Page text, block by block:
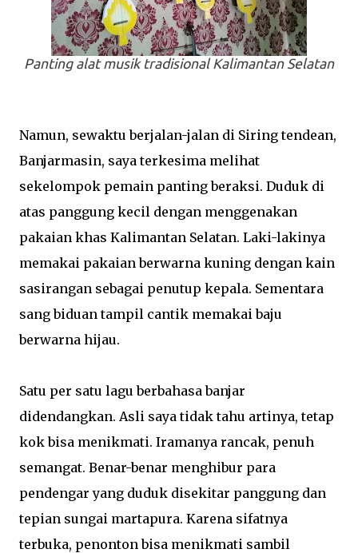
Panting alat musik tradisional Kalimantan Selatan
Namun, sewaktu berjalan-jalan di Siring tendean,
Banjarmasin, saya terkesima melihat
sekelompok pemain panting beraksi. Duduk di
atas panggung kecil dengan menggenakan
pakaian khas Kalimantan Selatan. Laki-lakinya
memakai pakaian berwarna kuning dengan kain
sasirangan sebagai penutup kepala. Sementara
sang biduan tampil cantik memakai baju
berwarna hijau.
Satu per satu lagu berbahasa banjar
didendangkan. Asli saya tidak tahu artinya, tetap
kok bisa menikmati. Iramanya rancak, penuh
semangat. Benar-benar menghibur para
pendengar yang duduk disekitar panggung dan
tepian sungai martapura. Karena sifatnya
terbuka, penonton bisa menikmati sambil